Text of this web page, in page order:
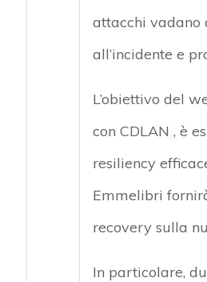
attacchi vadano
all’incidente e
L’obiettivo del
con CDLAN , è
resiliency
Emmelibri
recovery sulla
In particolare,